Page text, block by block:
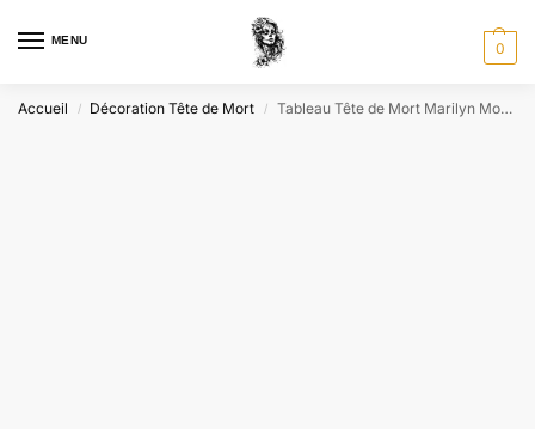
MENU 0
Accueil / Décoration Tête de Mort / Tableau Tête de Mort Marilyn Monroe